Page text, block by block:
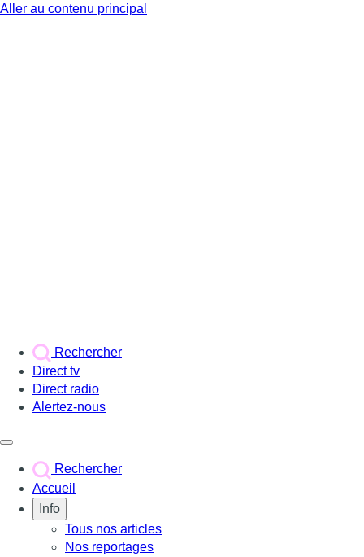
Aller au contenu principal
Rechercher
Direct tv
Direct radio
Alertez-nous
Rechercher
Accueil
Info
Tous nos articles
Nos reportages